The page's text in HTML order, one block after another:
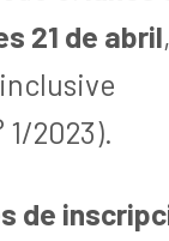
21 de abril,
1/2023).
de